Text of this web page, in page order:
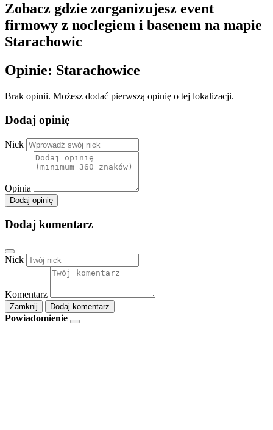
Zobacz gdzie zorganizujesz event
firmowy z noclegiem i basenem na mapie
Starachowic
Opinie: Starachowice
Brak opinii. Możesz dodać pierwszą opinię o tej lokalizacji.
Dodaj opinię
Nick
Opinia
Dodaj opinię
Dodaj komentarz
Nick
Komentarz
Zamknij Dodaj komentarz
Powiadomienie